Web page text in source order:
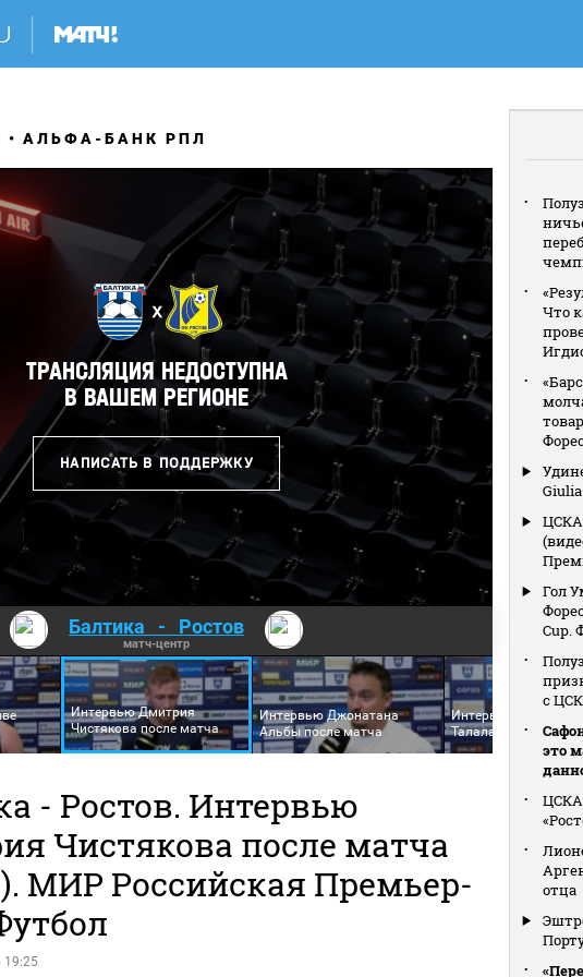
АЛЬФА-БАНК РПЛ
Балтика - Ростов
матч-центр
Интервью Дмитрия
Чистякова после матча
Интервью Джонатана
Альбы после матча
Интервью Андрея
Талалаева после
- Ростов. Интервью
Чистякова после матча
МИР Российская Премьер-
19:25
Что
Гол
Cup.
с
это
ЦСКА
отца